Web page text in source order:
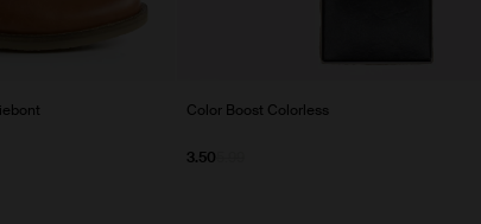
Color Boost Colorless
3.50